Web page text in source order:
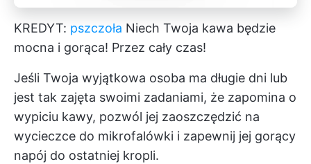
KREDYT: pszczoła Niech Twoja kawa będzie
mocna i gorąca! Przez cały czas!
Jeśli Twoja wyjątkowa osoba ma długie dni lub
jest tak zajęta swoimi zadaniami, że zapomina o
wypiciu kawy, pozwól jej zaoszczędzić na
wycieczce do mikrofalówki i zapewnij jej gorący
napój do ostatniej kropli.